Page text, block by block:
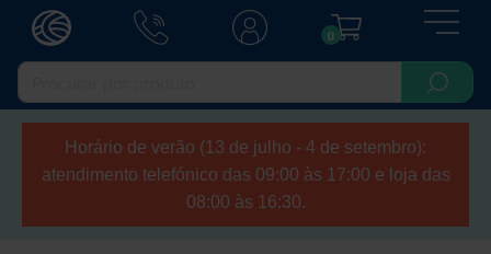
0
Horário de verão (13 de julho - 4 de setembro):
atendimento telefónico das 09:00 às 17:00 e loja das
08:00 às 16:30.